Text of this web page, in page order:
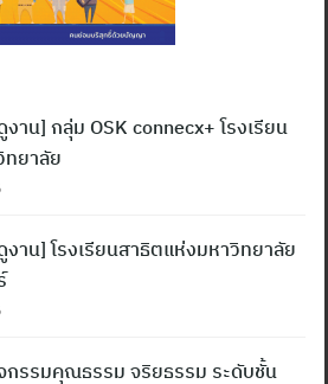
าน] กลุ่ม OSK connecx+ โรงเรียน
ทยาลัย
าน] โรงเรียนสาธิตแห่งมหาวิทยาลัย
กรรมคุณธรรม จริยธรรม ระดับชั้น